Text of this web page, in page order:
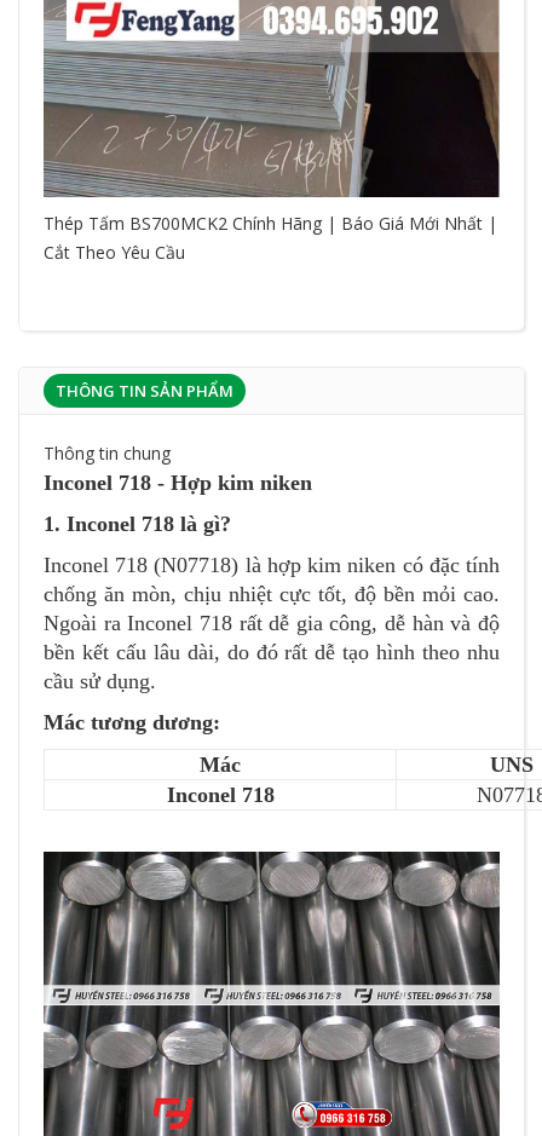
Thép Tấm BS700MCK2 Chính Hãng | Báo Giá Mới Nhất |
Cắt Theo Yêu Cầu
THÔNG TIN SẢN PHẨM
Thông tin chung
Inconel 718 - Hợp kim niken
1. Inconel 718 là gì?
Inconel 718 (N07718) là hợp kim niken có đặc tính
chống ăn mòn, chịu nhiệt cực tốt, độ bền mỏi cao.
Ngoài ra Inconel 718 rất dễ gia công, dễ hàn và độ
bền kết cấu lâu dài, do đó rất dễ tạo hình theo nhu
cầu sử dụng.
Mác tương dương:
Mác
UNS
Inconel 718